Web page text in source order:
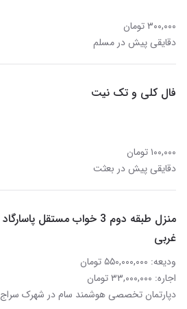
۳۰۰,۰۰۰ تومان
دقایقی پیش در مسلم
فال کلی و تک نیت
۱۰۰,۰۰۰ تومان
دقایقی پیش در بعثت
منزل طبقه دوم 3 خواب مستقل پاسارگاد
غربی
ودیعه: ۵۵۰,۰۰۰,۰۰۰ تومان
اجاره: ۳۳,۰۰۰,۰۰۰ تومان
دپارتمان تخصصی هوشمند سام در شهرک سراج‎